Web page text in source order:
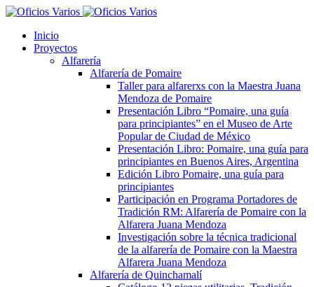
Inicio
Proyectos
Alfarería
Alfarería de Pomaire
Taller para alfarerxs con la Maestra Juana
Mendoza de Pomaire
Presentación Libro “Pomaire, una guía
para principiantes” en el Museo de Arte
Popular de Ciudad de México
Presentación Libro: Pomaire, una guía para
principiantes en Buenos Aires, Argentina
Edición Libro Pomaire, una guía para
principiantes
Participación en Programa Portadores de
Tradición RM: Alfarería de Pomaire con la
Alfarera Juana Mendoza
Investigación sobre la técnica tradicional
de la alfarería de Pomaire con la Maestra
Alfarera Juana Mendoza
Alfarería de Quinchamalí